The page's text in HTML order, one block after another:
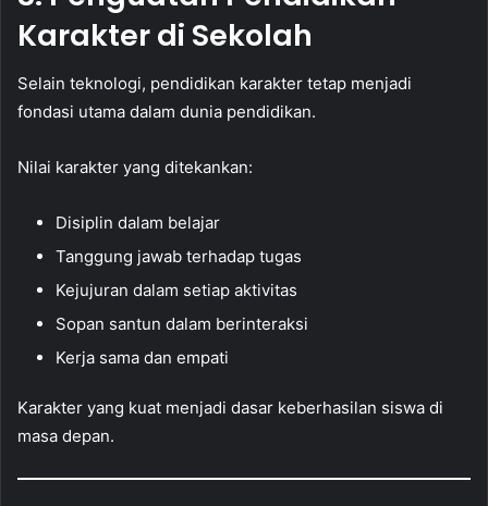
Karakter di Sekolah
Selain teknologi, pendidikan karakter tetap menjadi
fondasi utama dalam dunia pendidikan.
Nilai karakter yang ditekankan:
Disiplin dalam belajar
Tanggung jawab terhadap tugas
Kejujuran dalam setiap aktivitas
Sopan santun dalam berinteraksi
Kerja sama dan empati
Karakter yang kuat menjadi dasar keberhasilan siswa di
masa depan.